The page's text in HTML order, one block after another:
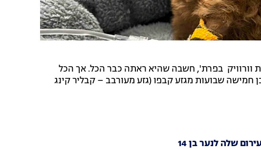
וורוויק בפרת', חשבה שהיא ראתה כבר הכל. אך הכל
שבועות מגזע קבפו (גזע מעורבב – קבליר קינג